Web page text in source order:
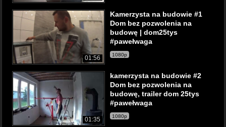
01:56
Kamerzysta na budowie #1
Dom bez pozwolenia na
budowę | dom25tys
#pawełwaga
1080p
01:35
kamerzysta na budowie #2
Dom bez pozwolenia na
budowę, trailer dom 25tys
#pawełwaga
1080p